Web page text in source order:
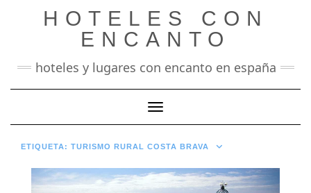
HOTELES CON
ENCANTO
hoteles y lugares con encanto en españa
Cambiar modo de navegación
ETIQUETA: TURISMO RURAL COSTA BRAVA